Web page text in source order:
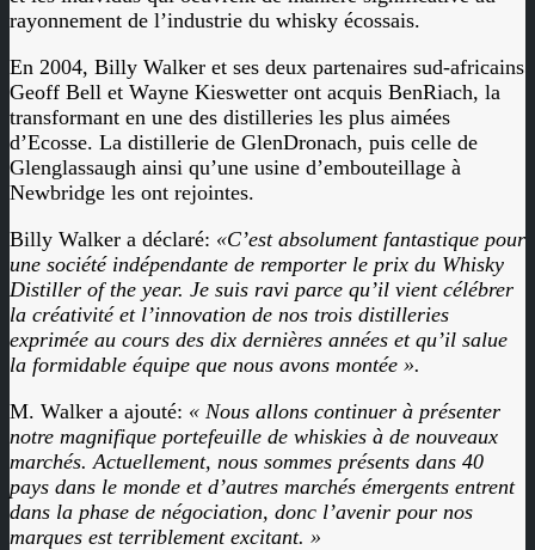
rayonnement de l’industrie du whisky écossais.
En 2004, Billy Walker et ses deux partenaires sud-africains
Geoff Bell et Wayne Kieswetter ont acquis BenRiach, la
transformant en une des distilleries les plus aimées
d’Ecosse. La distillerie de GlenDronach, puis celle de
Glenglassaugh ainsi qu’une usine d’embouteillage à
Newbridge les ont rejointes.
Billy Walker a déclaré: «C’est absolument fantastique pour
une société indépendante de remporter le prix du Whisky
Distiller of the year. Je suis ravi parce qu’il vient célébrer
la créativité et l’innovation de nos trois distilleries
exprimée au cours des dix dernières années et qu’il salue
la formidable équipe que nous avons montée ».
M. Walker a ajouté: « Nous allons continuer à présenter
notre magnifique portefeuille de whiskies à de nouveaux
marchés. Actuellement, nous sommes présents dans 40
pays dans le monde et d’autres marchés émergents entrent
dans la phase de négociation, donc l’avenir pour nos
marques est terriblement excitant. »